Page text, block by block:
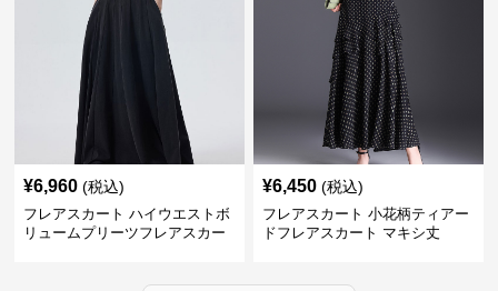
¥6,960 (税込)
フレアスカート ハイウエストボ
リュームプリーツフレアスカー
¥6,450 (税込)
フレアスカート 小花柄ティアー
ドフレアスカート マキシ丈